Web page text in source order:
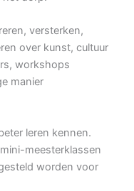
versterken,
over kunst, cultuur
workshops
manier
leren kennen.
meesterklassen
worden voor